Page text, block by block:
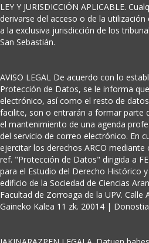
LEY Y JURISDICCIÓN APLICABLE.
derivarse del acceso o de la
a la exclusiva jurisdicción de los
San Sebastián.
AVISO LEGAL De acuerdo con lo
Protección de Datos, se le informa
electrónico, así como el resto de
facilite, son o entrarán a formar parte
el mantenimiento de una agenda
del servicio de correo electrónico. En
ejercitar los derechos ARCO
ref. "Protección de Datos" dirigida a
para el Estudio del Derecho Histórico
edificio de la Sociedad de Ciencias
Facultad de Zorroaga de la UPV.
Gaineko Kalea 11 zk. 20014 |